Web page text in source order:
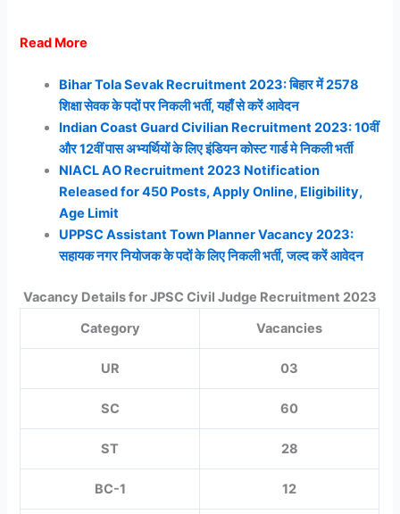
Read More
Bihar Tola Sevak Recruitment 2023: बिहार में 2578
शिक्षा सेवक के पदों पर निकली भर्ती, यहाँ से करें आवेदन
Indian Coast Guard Civilian Recruitment 2023: 10वीं
और 12वीं पास अभ्यर्थियों के लिए इंडियन कोस्ट गार्ड मे निकली भर्ती
NIACL AO Recruitment 2023 Notification
Released for 450 Posts, Apply Online, Eligibility,
Age Limit
UPPSC Assistant Town Planner Vacancy 2023:
सहायक नगर नियोजक के पदों के लिए निकली भर्ती, जल्द करें आवेदन
Vacancy Details for JPSC Civil Judge Recruitment 2023
Category
Vacancies
UR 03
SC 60
ST 28
BC-1 12